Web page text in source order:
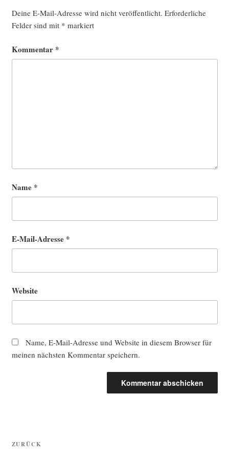
Deine E-Mail-Adresse wird nicht veröffentlicht. Erforderliche
Felder sind mit * markiert
Kommentar *
Name *
E-Mail-Adresse *
Website
Name, E-Mail-Adresse und Website in diesem Browser für
meinen nächsten Kommentar speichern.
Beitragsnavigation
Vorheriger
ZURÜCK